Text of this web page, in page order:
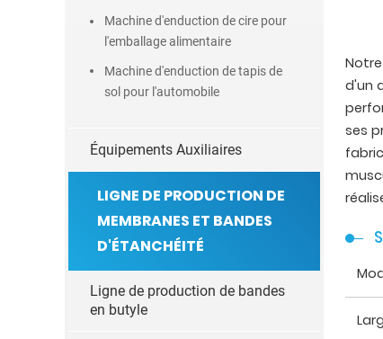
d'un
ses
Machine d'enduction de cire pour
l'emballage alimentaire
Machine d'enduction de tapis de
sol pour l'automobile
Équipements Auxiliaires
LIGNE DE PRODUCTION DE
MEMBRANES ET BANDES
D'ÉTANCHÉITÉ
Ligne de production de bandes
en butyle